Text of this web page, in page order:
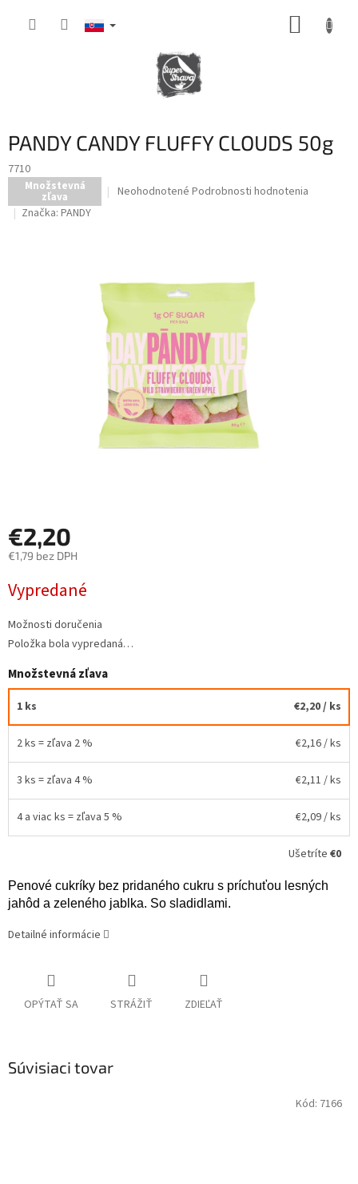
PANDY CANDY FLUFFY CLOUDS 50g
7710
Množstevná
zľava
Priemerné
5
hviezdičiek.
Neohodnotené Podrobnosti hodnotenia
Značka: PANDY
€2,20
€1,79 bez DPH
cena:
Vypredané
Možnosti doručenia
Položka bola vypredaná…
Množstevná zľava
1 ks €2,20/ ks
2 ks = zľava 2 % €2,16/ ks
3 ks = zľava 4 % €2,11 / ks
4 a viac ks = zľava 5 % €2,09/ ks
Ušetríte €0
Penové cukríky bez pridaného cukru s príchuťou lesných
jahôd a zeleného jablka. So sladidlami.
Detailné informácie
OPÝTAŤ SA STRÁŽIŤ ZDIEĽAŤ
Súvisiaci tovar
Kód: 7166